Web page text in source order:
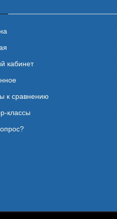
кабинет
к сравнению
классы